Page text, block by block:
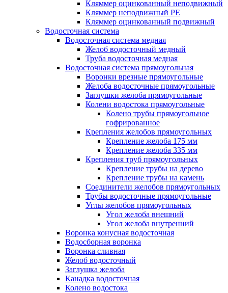
Кляммер оцинкованный неподвижный
Кляммер неподвижный PE
Кляммер оцинкованный подвижный
Водосточная система
Водосточная система медная
Желоб водосточный медный
Труба водосточная медная
Водосточная система прямоугольная
Воронки врезные прямоугольные
Желоба водосточные прямоугольные
Заглушки желоба прямоугольные
Колени водостока прямоугольные
Колено трубы прямоугольное
гофрированное
Крепления желобов прямоугольных
Крепление желоба 175 мм
Крепление желоба 335 мм
Крепления труб прямоугольных
Крепление трубы на дерево
Крепление трубы на камень
Соединители желобов прямоугольных
Трубы водосточные прямоугольные
Углы желобов прямоугольных
Угол желоба внешний
Угол желоба внутренний
Воронка конусная водосточная
Водосборная воронка
Воронка сливная
Желоб водосточный
Заглушка желоба
Канадка водосточная
Колено водостока